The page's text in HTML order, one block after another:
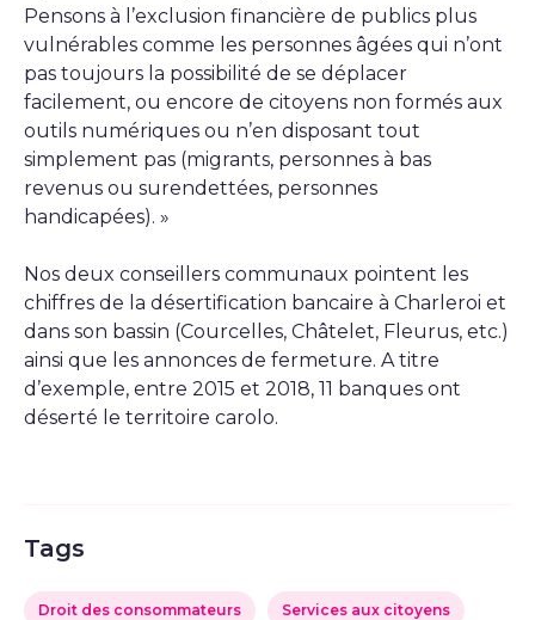
Pensons à l’exclusion financière de publics plus
vulnérables comme les personnes âgées qui n’ont
pas toujours la possibilité de se déplacer
facilement, ou encore de citoyens non formés aux
outils numériques ou n’en disposant tout
simplement pas (migrants, personnes à bas
revenus ou surendettées, personnes
handicapées). »
Nos deux conseillers communaux pointent les
chiffres de la désertification bancaire à Charleroi et
dans son bassin (Courcelles, Châtelet, Fleurus, etc.)
ainsi que les annonces de fermeture. A titre
d’exemple, entre 2015 et 2018, 11 banques ont
déserté le territoire carolo.
Tags
Droit des consommateurs Services aux citoyens